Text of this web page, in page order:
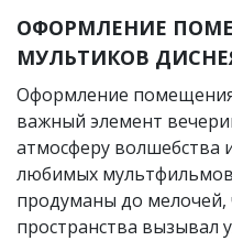
ОФОРМЛЕНИЕ
МУЛЬТИКОВ
Оформление
важный элемент
атмосферу волшебства
любимых
продуманы до
пространства вызывал